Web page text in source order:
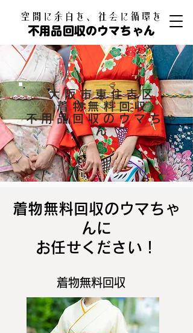
​空間に余白を、社会に循環を
不用品回収のウマちゃん
大阪市東住吉区
着物無料回収
不用品回収のウマちゃ
ん
着物無料回収のウマちゃ
んに
お任せください！
着物無料回収